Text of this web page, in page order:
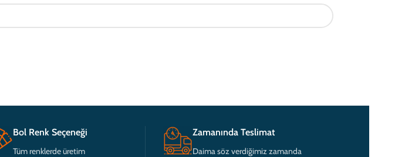
Bol Renk Seçeneği
Tüm renklerde üretim
Zamanında Teslimat
Daima söz verdiğimiz zamanda